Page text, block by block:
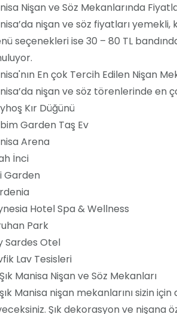
Nişan ve Söz Mekanlarında
nişan ve söz fiyatları
seçenekleri ise 30 – 80 TL
En çok Tercih Edilen Nişan
nişan ve söz törenlerinde en
Kır Düğünü
Garden Taş Ev
Arena
İnci
Garden
Hotel Spa & Wellness
Park
Sardes Otel
Lav Tesisleri
Manisa Nişan ve Söz Mekanları
Manisa nişan mekanlarını sizin
Şık dekorasyon ve